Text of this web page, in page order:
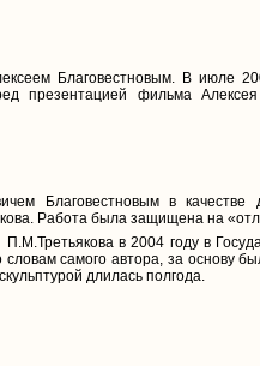
Благовестновым. В июле
презентацией фильма
Благовестновым в
Работа была защищена на
в 2004 году в
самого автора, за основу
длилась полгода.